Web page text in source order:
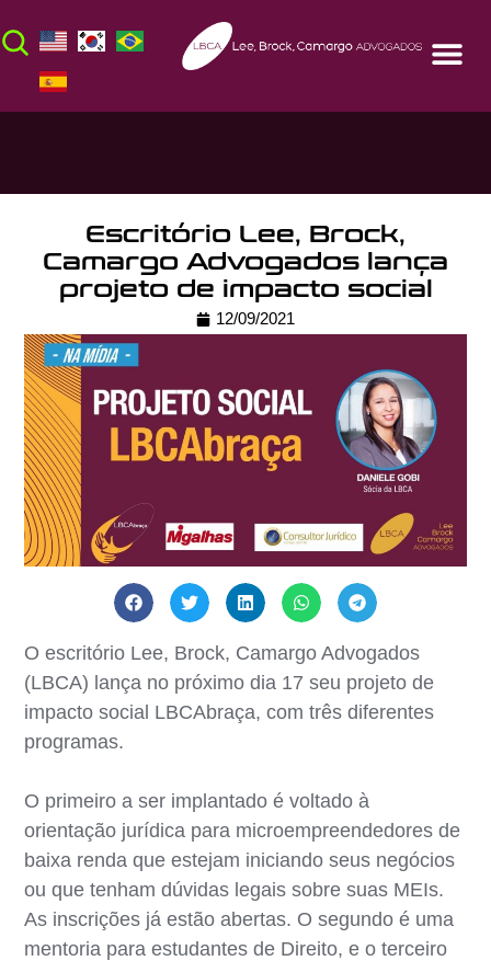
Escritório Lee, Brock,
Camargo Advogados lança
projeto de impacto social
12/09/2021
O escritório Lee, Brock, Camargo Advogados
(LBCA) lança no próximo dia 17 seu projeto de
impacto social LBCAbraça, com três diferentes
programas.
O primeiro a ser implantado é voltado à
orientação jurídica para microempreendedores de
baixa renda que estejam iniciando seus negócios
ou que tenham dúvidas legais sobre suas MEIs.
As inscrições já estão abertas. O segundo é uma
mentoria para estudantes de Direito, e o terceiro